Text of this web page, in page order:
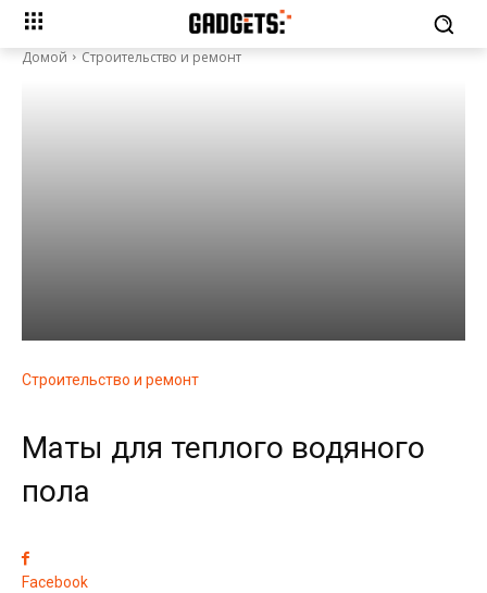
Домой Строительство и ремонт
Строительство и ремонт
Маты для теплого водяного
пола
Facebook